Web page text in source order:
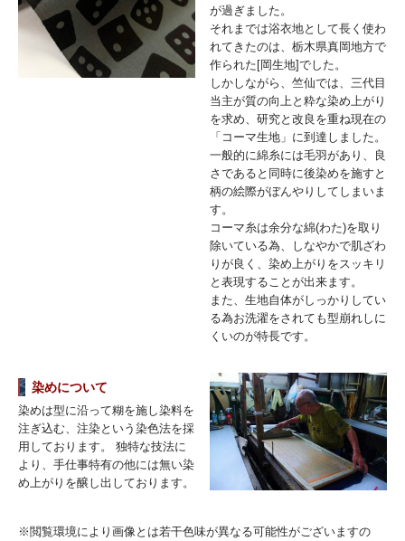
が過ぎました。
それまでは浴衣地として長く使わ
れてきたのは、栃木県真岡地方で
作られた[岡生地]でした。
しかしながら、竺仙では、三代目
当主が質の向上と粋な染め上がり
を求め、研究と改良を重ね現在の
「コーマ生地」に到達しました。
一般的に綿糸には毛羽があり、良
さであると同時に後染めを施すと
柄の絵際がぼんやりしてしまいま
す。
コーマ糸は余分な綿(わた)を取り
除いている為、しなやかで肌ざわ
りが良く、染め上がりをスッキリ
と表現することが出来ます。
また、生地自体がしっかりしてい
る為お洗濯をされても型崩れしに
くいのが特長です。
染めについて
染めは型に沿って糊を施し染料を
注ぎ込む、注染という染色法を採
用しております。 独特な技法に
より、手仕事特有の他には無い染
め上がりを醸し出しております。
※閲覧環境により画像とは若干色味が異なる可能性がございますの